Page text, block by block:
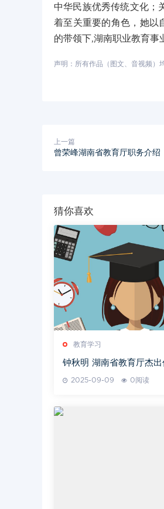
中华民族优秀传统文化；
着至关重要的角色，她以
的带领下,湖南职业教育事
声明：所有作品（图文、音视频
上一篇
曾荣峰湖南省教育厅职务介绍
猜你喜欢
教育学习
钟秋明 湖南省教育厅杰出
2025-09-09 0阅读